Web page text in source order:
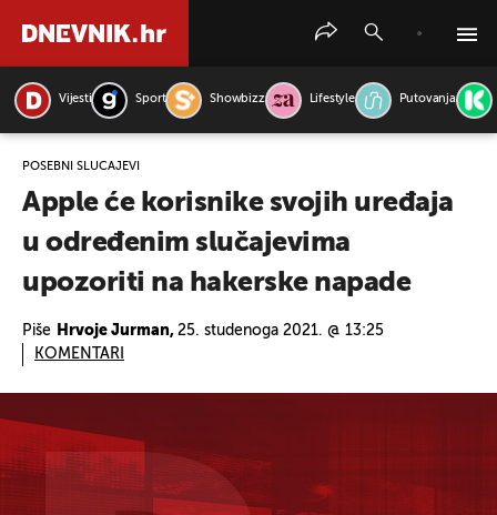
Vijesti Sport Showbizz Lifestyle Putovanja
POSEBNI SLUČAJEVI
Apple će korisnike svojih uređaja
u određenim slučajevima
upozoriti na hakerske napade
Piše Hrvoje Jurman, 25. studenoga 2021. @ 13:25
KOMENTARI
PRETRAŽITE VIJESTI